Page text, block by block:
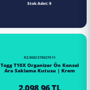
Stok Adet: 9
RZ.8682578027911
Togg T10X Organizer Ön Konsol
Ara Saklama Kutusu | Krem